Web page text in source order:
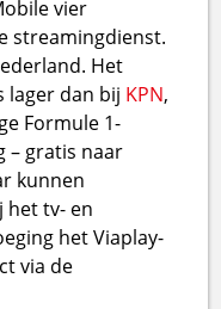
vier
streamingdienst.
Het
lager dan bij KPN,
Formule 1-
– gratis naar
kunnen
het tv- en
het Viaplay-
via de